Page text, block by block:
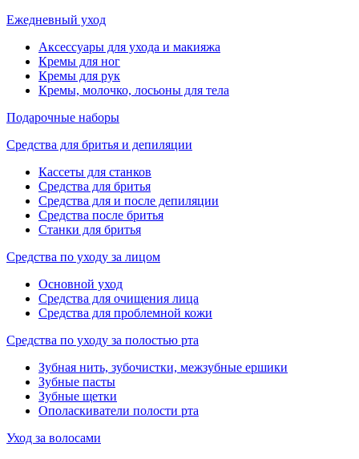
Ежедневный уход
Аксессуары для ухода и макияжа
Кремы для ног
Кремы для рук
Кремы, молочко, лосьоны для тела
Подарочные наборы
Средства для бритья и депиляции
Кассеты для станков
Средства для бритья
Средства для и после депиляции
Средства после бритья
Станки для бритья
Средства по уходу за лицом
Основной уход
Средства для очищения лица
Средства для проблемной кожи
Средства по уходу за полостью рта
Зубная нить, зубочистки, межзубные ершики
Зубные пасты
Зубные щетки
Ополаскиватели полости рта
Уход за волосами